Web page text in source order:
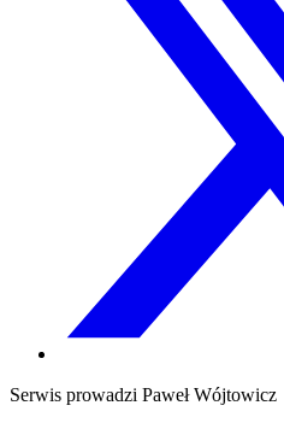
Serwis prowadzi Paweł Wójtowicz